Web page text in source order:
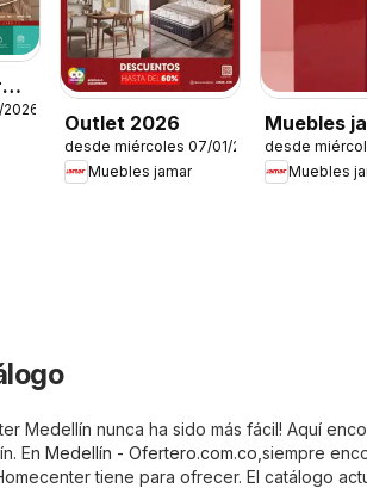
Outlet 2026
desde miércoles 07/01/2026
Muebles jamar
Muebles
catálogo
desde
Muebles
Medellín nunca ha sido más fácil! Aquí
En Medellín - Ofertero.com.co ,siempre
tiene para ofrecer. El catálogo